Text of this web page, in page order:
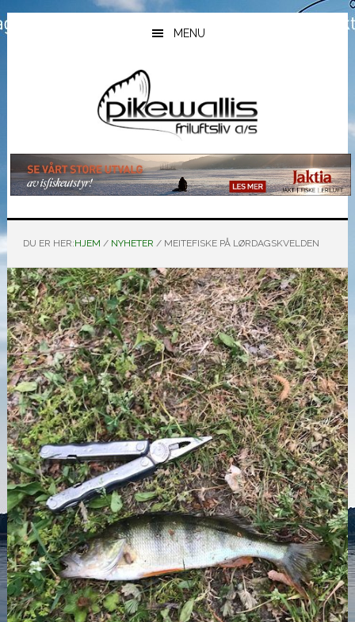
Hopp
til
Hopp
til
Hopp
til
MENU
DU ER HER:HJEM / NYHETER /MEITEFISKE PÅ LØRDAGSKVELDEN